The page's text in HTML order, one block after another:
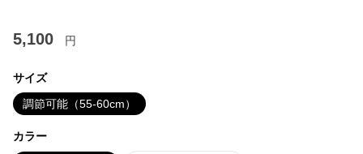
5,100 円
サイズ
調節可能（55-60cm）
カラー